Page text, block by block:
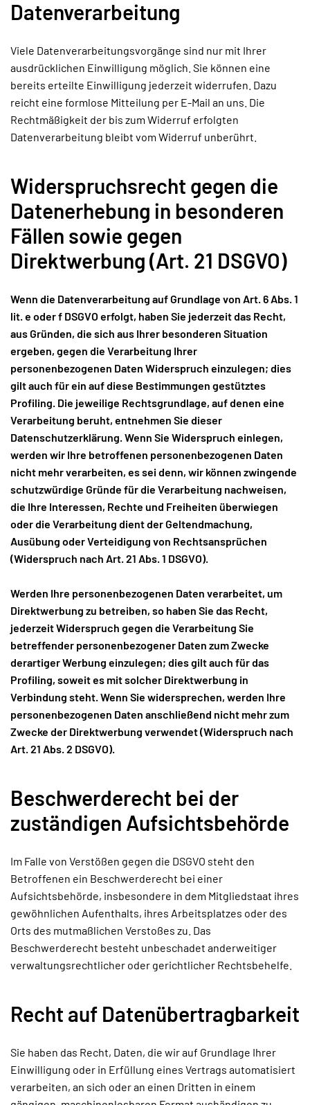
Datenverarbeitung
Viele Datenverarbeitungsvorgänge sind nur mit Ihrer
ausdrücklichen Einwilligung möglich. Sie können eine
bereits erteilte Einwilligung jederzeit widerrufen. Dazu
reicht eine formlose Mitteilung per E-Mail an uns. Die
Rechtmäßigkeit der bis zum Widerruf erfolgten
Datenverarbeitung bleibt vom Widerruf unberührt.
Widerspruchsrecht gegen die
Datenerhebung in besonderen
Fällen sowie gegen
Direktwerbung (Art. 21 DSGVO)
Wenn die Datenverarbeitung auf Grundlage von Art. 6 Abs. 1
lit. e oder f DSGVO erfolgt, haben Sie jederzeit das Recht,
aus Gründen, die sich aus Ihrer besonderen Situation
ergeben, gegen die Verarbeitung Ihrer
personenbezogenen Daten Widerspruch einzulegen; dies
gilt auch für ein auf diese Bestimmungen gestütztes
Profiling. Die jeweilige Rechtsgrundlage, auf denen eine
Verarbeitung beruht, entnehmen Sie dieser
Datenschutzerklärung. Wenn Sie Widerspruch einlegen,
werden wir Ihre betroffenen personenbezogenen Daten
nicht mehr verarbeiten, es sei denn, wir können zwingende
schutzwürdige Gründe für die Verarbeitung nachweisen,
die Ihre Interessen, Rechte und Freiheiten überwiegen
oder die Verarbeitung dient der Geltendmachung,
Ausübung oder Verteidigung von Rechtsansprüchen
(Widerspruch nach Art. 21 Abs. 1 DSGVO).
Werden Ihre personenbezogenen Daten verarbeitet, um
Direktwerbung zu betreiben, so haben Sie das Recht,
jederzeit Widerspruch gegen die Verarbeitung Sie
betreffender personenbezogener Daten zum Zwecke
derartiger Werbung einzulegen; dies gilt auch für das
Profiling, soweit es mit solcher Direktwerbung in
Verbindung steht. Wenn Sie widersprechen, werden Ihre
personenbezogenen Daten anschließend nicht mehr zum
Zwecke der Direktwerbung verwendet (Widerspruch nach
Art. 21 Abs. 2 DSGVO).
Beschwerderecht bei der
zuständigen Aufsichtsbehörde
Im Falle von Verstößen gegen die DSGVO steht den
Betroffenen ein Beschwerderecht bei einer
Aufsichtsbehörde, insbesondere in dem Mitgliedstaat ihres
gewöhnlichen Aufenthalts, ihres Arbeitsplatzes oder des
Orts des mutmaßlichen Verstoßes zu. Das
Beschwerderecht besteht unbeschadet anderweitiger
verwaltungsrechtlicher oder gerichtlicher Rechtsbehelfe.
Recht auf Datenübertragbarkeit
Sie haben das Recht, Daten, die wir auf Grundlage Ihrer
Einwilligung oder in Erfüllung eines Vertrags automatisiert
verarbeiten, an sich oder an einen Dritten in einem